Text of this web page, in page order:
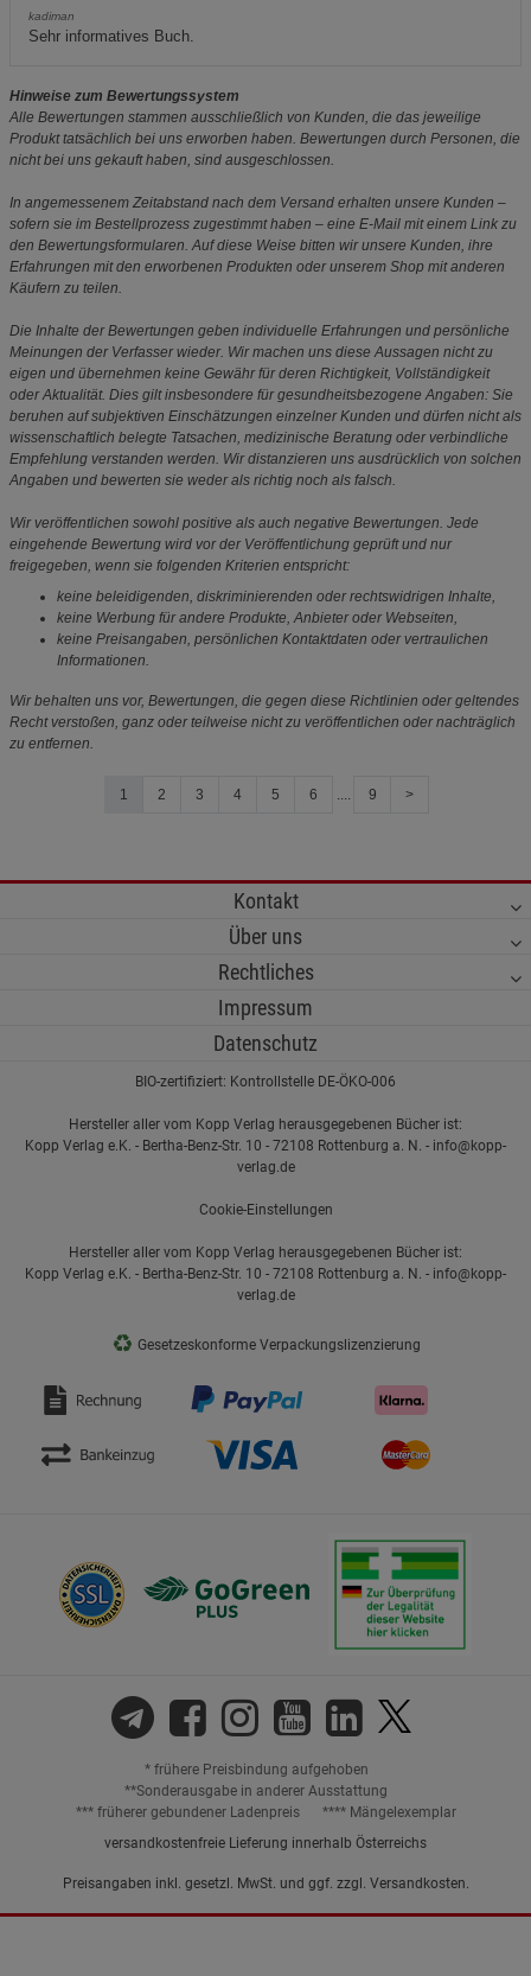
kadiman
Sehr informatives Buch.
Hinweise zum Bewertungssystem
Alle Bewertungen stammen ausschließlich von Kunden, die das jeweilige
Produkt tatsächlich bei uns erworben haben. Bewertungen durch Personen, die
nicht bei uns gekauft haben, sind ausgeschlossen.
In angemessenem Zeitabstand nach dem Versand erhalten unsere Kunden –
sofern sie im Bestellprozess zugestimmt haben – eine E-Mail mit einem Link zu
den Bewertungsformularen. Auf diese Weise bitten wir unsere Kunden, ihre
Erfahrungen mit den erworbenen Produkten oder unserem Shop mit anderen
Käufern zu teilen.
Die Inhalte der Bewertungen geben individuelle Erfahrungen und persönliche
Meinungen der Verfasser wieder. Wir machen uns diese Aussagen nicht zu
eigen und übernehmen keine Gewähr für deren Richtigkeit, Vollständigkeit
oder Aktualität. Dies gilt insbesondere für gesundheitsbezogene Angaben: Sie
beruhen auf subjektiven Einschätzungen einzelner Kunden und dürfen nicht als
wissenschaftlich belegte Tatsachen, medizinische Beratung oder verbindliche
Empfehlung verstanden werden. Wir distanzieren uns ausdrücklich von solchen
Angaben und bewerten sie weder als richtig noch als falsch.
Wir veröffentlichen sowohl positive als auch negative Bewertungen. Jede
eingehende Bewertung wird vor der Veröffentlichung geprüft und nur
freigegeben, wenn sie folgenden Kriterien entspricht:
keine beleidigenden, diskriminierenden oder rechtswidrigen Inhalte,
keine Werbung für andere Produkte, Anbieter oder Webseiten,
keine Preisangaben, persönlichen Kontaktdaten oder vertraulichen
Informationen.
Wir behalten uns vor, Bewertungen, die gegen diese Richtlinien oder geltendes
Recht verstoßen, ganz oder teilweise nicht zu veröffentlichen oder nachträglich
zu entfernen.
1 2 3 4 5 6 9 >
Kontakt
Über uns
Rechtliches
Impressum
Datenschutz
BIO-zertifiziert: Kontrollstelle DE-ÖKO-006
Hersteller aller vom Kopp Verlag herausgegebenen Bücher ist:
Kopp Verlag e.K. - Bertha-Benz-Str. 10 - 72108 Rottenburg a. N. - info@kopp-
verlag.de
Cookie-Einstellungen
Hersteller aller vom Kopp Verlag herausgegebenen Bücher ist:
Kopp Verlag e.K. - Bertha-Benz-Str. 10 - 72108 Rottenburg a. N. - info@kopp-
verlag.de
♻ Gesetzeskonforme Verpackungslizenzierung
* frühere Preisbindung aufgehoben
**Sonderausgabe in anderer Ausstattung
*** früherer gebundener Ladenpreis
**** Mängelexemplar
versandkostenfreie Lieferung innerhalb Österreichs
Preisangaben inkl. gesetzl. MwSt. und ggf. zzgl. Versandkosten.